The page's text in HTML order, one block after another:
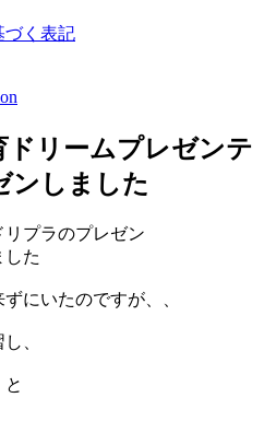
づく表記
ドリームプレゼンテ
ンしました
プラのプレゼン
した
にいたのですが、、
、